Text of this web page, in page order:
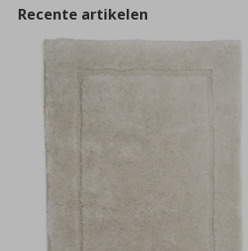
Recente artikelen